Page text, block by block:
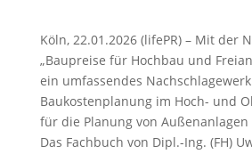
Köln, 22.01.2026 (lifePR) – Mit der
„Baupreise für Hochbau und
ein umfassendes
Baukostenplanung im Hoch- und
für die Planung von
Das Fachbuch von Dipl.-Ing. (FH)